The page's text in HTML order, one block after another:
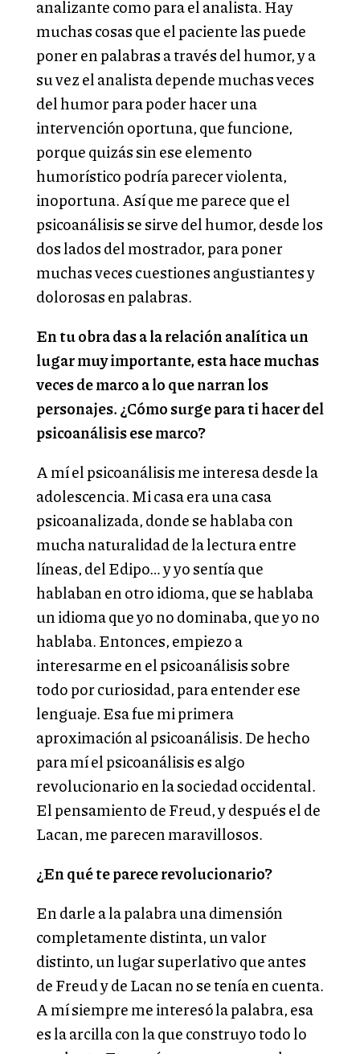
analizante como para el analista. Hay
muchas cosas que el paciente las puede
poner en palabras a través del humor, y a
su vez el analista depende muchas veces
del humor para poder hacer una
intervención oportuna, que funcione,
porque quizás sin ese elemento
humorístico podría parecer violenta,
inoportuna. Así que me parece que el
psicoanálisis se sirve del humor, desde los
dos lados del mostrador, para poner
muchas veces cuestiones angustiantes y
dolorosas en palabras.
En tu obra das a la relación analítica un
lugar muy importante, esta hace muchas
veces de marco a lo que narran los
personajes. ¿Cómo surge para ti hacer del
psicoanálisis ese marco?
A mí el psicoanálisis me interesa desde la
adolescencia. Mi casa era una casa
psicoanalizada, donde se hablaba con
mucha naturalidad de la lectura entre
líneas, del Edipo… y yo sentía que
hablaban en otro idioma, que se hablaba
un idioma que yo no dominaba, que yo no
hablaba. Entonces, empiezo a
interesarme en el psicoanálisis sobre
todo por curiosidad, para entender ese
lenguaje. Esa fue mi primera
aproximación al psicoanálisis. De hecho
para mí el psicoanálisis es algo
revolucionario en la sociedad occidental.
El pensamiento de Freud, y después el de
Lacan, me parecen maravillosos.
¿En qué te parece revolucionario?
En darle a la palabra una dimensión
completamente distinta, un valor
distinto, un lugar superlativo que antes
de Freud y de Lacan no se tenía en cuenta.
A mí siempre me interesó la palabra, esa
es la arcilla con la que construyo todo lo